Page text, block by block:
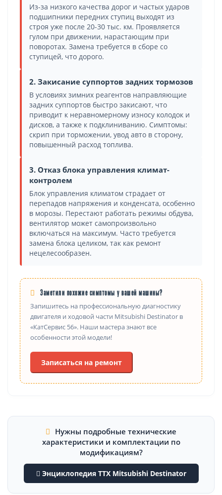
Из-за низкого качества дорог и частых ударов
подшипники передних ступиц выходят из
строя уже после 20-30 тыс. км. Проявляется
гулом при движении, нарастающим при
поворотах. Замена требуется в сборе со
ступицей, что дорого.
2. Закисание суппортов задних тормозов
В условиях зимних реагентов направляющие
задних суппортов быстро закисают, что
приводит к неравномерному износу колодок и
дисков, а также к подклиниванию. Симптомы:
скрип при торможении, увод авто в сторону,
повышенный расход топлива.
3. Отказ блока управления климат-
контролем
Блок управления климатом страдает от
перепадов напряжения и конденсата, особенно
в морозы. Перестают работать режимы обдува,
вентилятор может самопроизвольно
включаться на максимум. Часто требуется
замена блока целиком, так как ремонт
нецелесообразен.
Заметили похожие симптомы у вашей машины?
Запишитесь на профессиональную диагностику
двигателя и ходовой части Mitsubishi Destinator в
«КатСервис 56». Наши мастера знают все
особенности этой модели!
Записаться на ремонт
Нужны подробные технические
характеристики и комплектации по
модификациям?
Энциклопедия ТТХ Mitsubishi Destinator